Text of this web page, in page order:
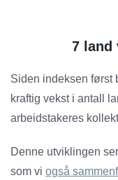
7 land
Siden indeksen først
kraftig vekst i antall
arbeidstakeres
Denne utviklingen
som vi også